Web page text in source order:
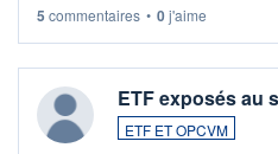
5 commentaires • 0j'aime
ETF exposés au
ETF ET OPCVM